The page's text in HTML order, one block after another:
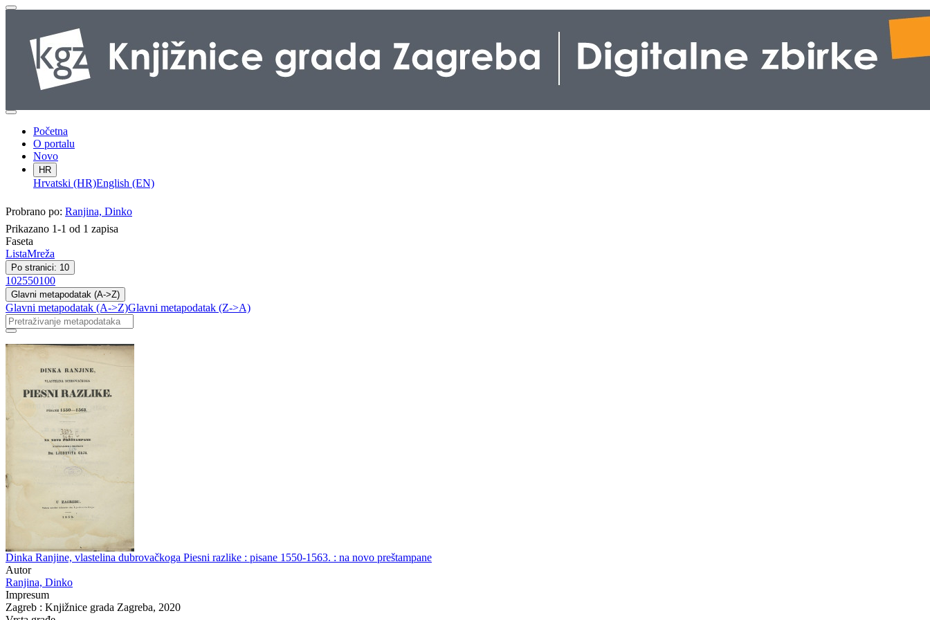
Početna
O portalu
Novo
HR
Hrvatski (HR)English (EN)
Probrano po: Ranjina, Dinko
Prikazano 1-1 od 1 zapisa
Faseta
ListaMreža
Po stranici: 10
102550100
Glavni metapodatak (A->Z)
Glavni metapodatak (A->Z)Glavni metapodatak (Z->A)
Dinka Ranjine, vlastelina dubrovačkoga Piesni razlike : pisane 1550-1563. : na novo preštampane
Autor
Ranjina, Dinko
Impresum
Zagreb : Knjižnice grada Zagreba, 2020